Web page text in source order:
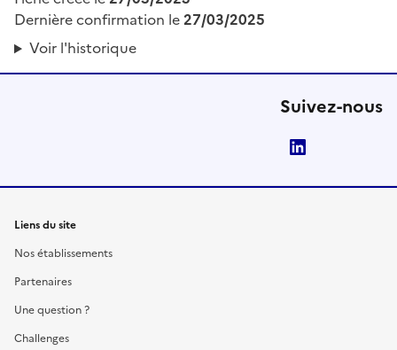
Dernière confirmation le27/03/2025
Voir l'historique
Suivez-nous
Liens du site
Nos établissements
Partenaires
Une question ?
Challenges